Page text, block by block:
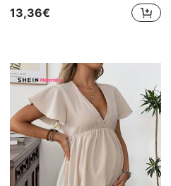
13,36€